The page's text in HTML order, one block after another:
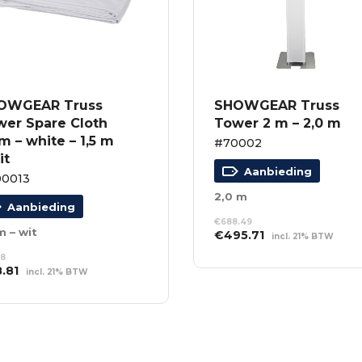
Truss
Spare Cloth
– white – 1,5 m
Aanbieding
– wit
Huidige
is:
incl. 21% BTW
SHOWGEAR Truss
Tower 2 m – 2,0 m
#70002
Aanbieding
2,0 m
€688.49
Oorspronkelijke
was:
€495.71Huidige
is:
incl. 21% BTW
WINKELWAGEN